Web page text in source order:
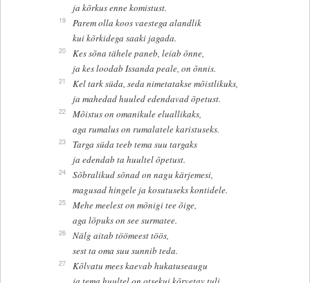
ja kõrkus enne komistust.
19
Parem olla koos vaestega alandlik
kui kõrkidega saaki jagada.
20
Kes sõna tähele paneb, leiab õnne,
ja kes loodab Issanda peale, on õnnis.
21
Kel tark süda, seda nimetatakse mõistlikuks,
ja mahedad huuled edendavad õpetust.
22
Mõistus on omanikule eluallikaks,
aga rumalus on rumalatele karistuseks.
23
Targa süda teeb tema suu targaks
ja edendab ta huultel õpetust.
24
Sõbralikud sõnad on nagu kärjemesi,
magusad hingele ja kosutuseks kontidele.
25
Mehe meelest on mõnigi tee õige,
aga lõpuks on see surmatee.
26
Nälg aitab töömeest töös,
sest ta oma suu sunnib teda.
27
Kõlvatu mees kaevab hukatuseaugu